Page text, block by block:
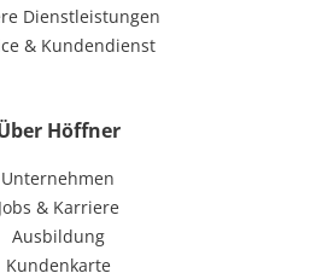
Dienstleistungen
& Kundendienst
Höffner
Unternehmen
Jobs & Karriere
Ausbildung
Kundenkarte